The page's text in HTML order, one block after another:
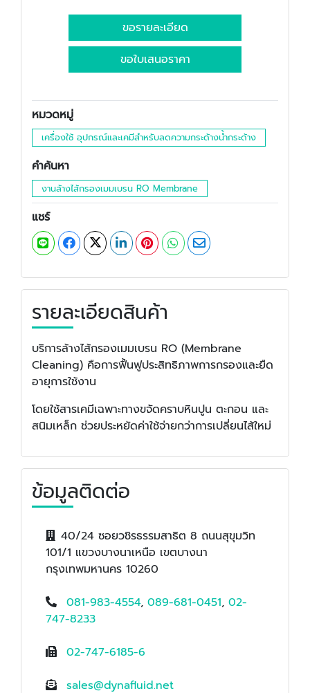
ขอรายละเอียด
ขอใบเสนอราคา
หมวดหมู่
เครื่องใช้ อุปกรณ์และเคมีสำหรับลดความกระด้างน้ำกระด้าง
คำค้นหา
งานล้างไส้กรองเมมเบรน RO Membrane
แชร์
รายละเอียดสินค้า
บริการล้างไส้กรองเมมเบรน RO (Membrane
Cleaning) คือการฟื้นฟูประสิทธิภาพการกรองและยืด
อายุการใช้งาน
โดยใช้สารเคมีเฉพาะทางขจัดคราบหินปูน ตะกอน และ
สนิมเหล็ก ช่วยประหยัดค่าใช้จ่ายกว่าการเปลี่ยนไส้ใหม่
ข้อมูลติดต่อ
40/24 ซอยวชิรธรรมสาธิต 8 ถนนสุขุมวิท
101/1 แขวงบางนาเหนือ เขตบางนา
กรุงเทพมหานคร 10260
081-983-4554, 089-681-0451, 02-
747-8233
02-747-6185-6
sales@dynafluid.net